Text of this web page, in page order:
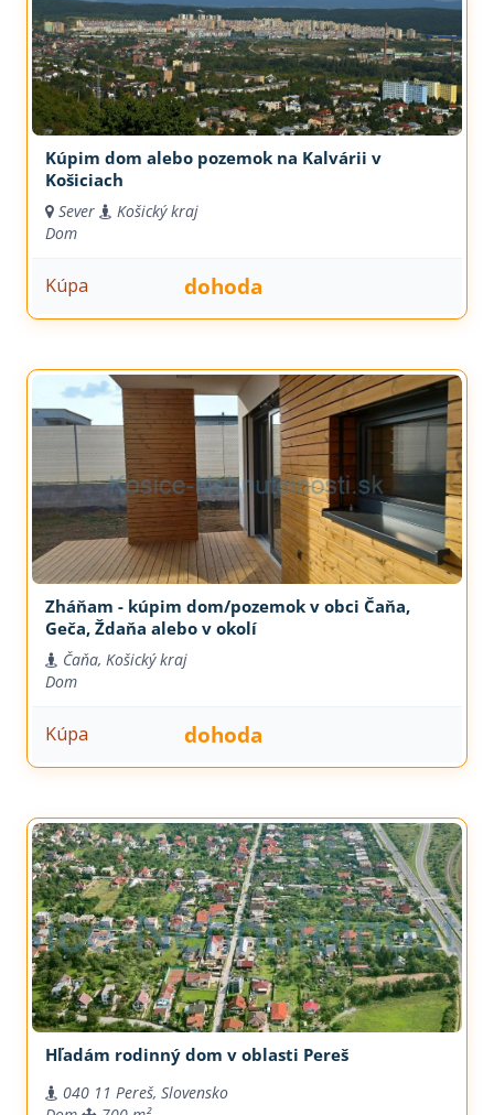
Kúpim dom alebo pozemok na Kalvárii v
Košiciach
Sever
Košický kraj
Dom
Kúpa dohoda
Zháňam - kúpim dom/pozemok v obci Čaňa,
Geča, Ždaňa alebo v okolí
Čaňa, Košický kraj
Dom
Kúpa dohoda
Hľadám rodinný dom v oblasti Pereš
040 11 Pereš, Slovensko